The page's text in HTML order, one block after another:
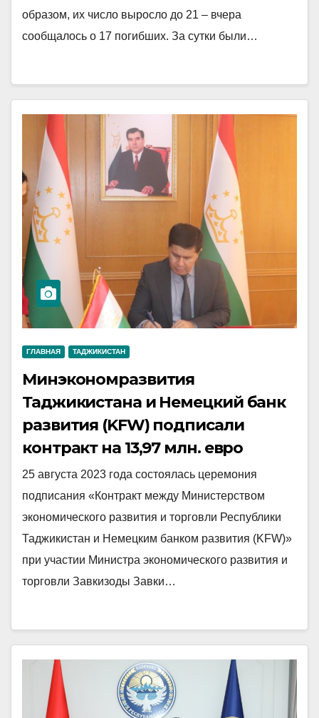
образом, их число выросло до 21 – вчера
сообщалось о 17 погибших. За сутки были…
ГЛАВНАЯ ТАДЖИКИСТАН
Минэкономразвития
Таджикистана и Немецкий банк
развития (KFW) подписали
контракт на 13,97 млн. евро
25 августа 2023 года состоялась церемония
подписания «Контракт между Министерством
экономического развития и торговли Республики
Таджикистан и Немецким банком развития (KFW)»
при участии Министра экономического развития и
торговли Завкизоды Завки…